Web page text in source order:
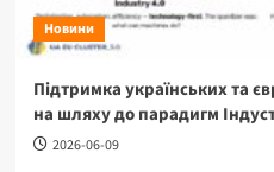
Новини
Підтримка українських та
на шляху до парадигм
2026-06-09